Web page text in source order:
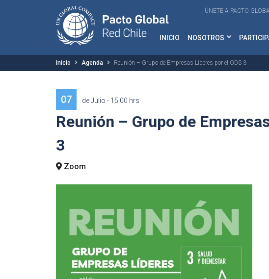
ÚNETE A PACTO
INICIO NOSOTROS
Inicio Agenda Reunión – Grupo de Empresas Líderes por el ODS 3
07 de Julio - 15:00 hrs
Reunión – Grupo de
3
Zoom